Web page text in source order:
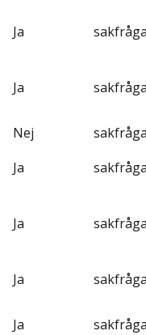
Ja
Ja
Nej
Ja
Ja
Ja
Ja